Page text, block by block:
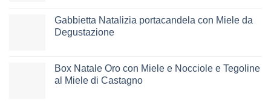
Gabbietta Natalizia portacandela con Miele da
Degustazione
Box Natale Oro con Miele e Nocciole e Tegoline
al Miele di Castagno